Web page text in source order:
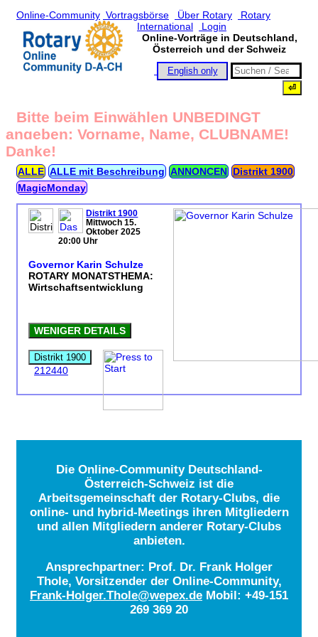
Online-Community Vortragsbörse Über Rotary
Rotary
International
Login
Online-Vorträge in Deutschland,
Österreich und der Schweiz
English only
Bitte beim Einwählen UNBEDINGT
angeben: Vorname, Name, CLUBNAME!
Danke!
ALLE ALLE mit Beschreibung ANNONCEN Distrikt 1900
MagicMonday
Distrikt 1900
Mittwoch 15.
Oktober 2025
20:00 Uhr
Governor Karin Schulze
ROTARY MONATSTHEMA:
Wirtschaftsentwicklung
WENIGER DETAILS
Distrikt 1900
212440
Die Online-Community Deutschland-
Österreich-Schweiz ist die
Arbeitsgemeinschaft der Rotary-Clubs, die
online- und hybrid-Meetings ihren Mitgliedern
und allen Mitgliedern anderer Rotary-Clubs
anbieten.
Ansprechpartner: Prof. Dr. Frank Holger
Thole, Vorsitzender der Online-Community,
Frank-Holger.Thole@wepex.de Mobil: +49-151
269 369 20